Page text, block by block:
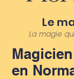
Le
La magie
en